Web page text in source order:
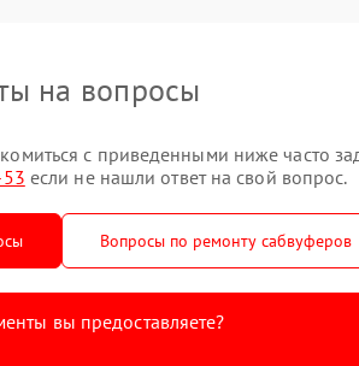
на вопросы
с приведенными ниже часто
если не нашли ответ на свой вопрос.
Вопросы по ремонту сабвуферов
вы предоставляете?